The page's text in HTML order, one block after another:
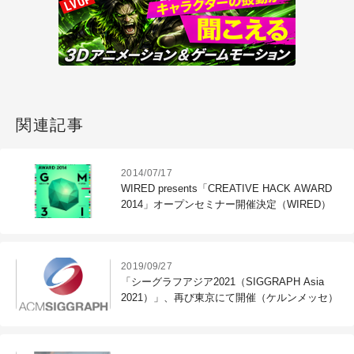
関連記事
2014/07/17
WIRED presents「CREATIVE HACK AWARD
2014」オープンセミナー開催決定（WIRED）
2019/09/27
「シーグラフアジア2021（SIGGRAPH Asia
2021）」、再び東京にて開催（ケルンメッセ）